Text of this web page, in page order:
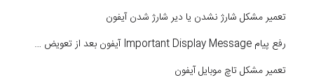
تعمیر مشکل شارژ نشدن یا دیر شارژ شدن آیفون
رفع پیام Important Display Message آیفون بعد از تعویض LCD
تعمیر مشکل تاچ موبایل آیفون